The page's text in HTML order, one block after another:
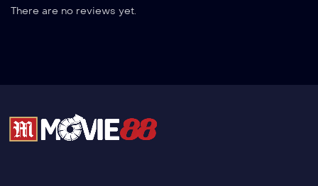
There are no reviews yet.